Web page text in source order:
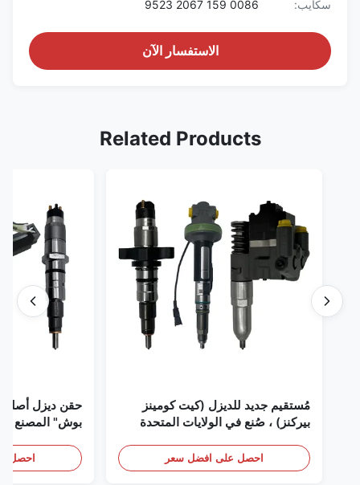
سكايب:
0086 159 2067 9523
الاستفسار الآن
Related Products
مُستقيم جديد للديزل (كيت كومينز
بيركنز) ، صُنع في الولايات المتحدة
(بيركنز) ، كل شيء جديد
احصل على افضل سعر
حقن ديزل
بوش" المصنع في
احصل